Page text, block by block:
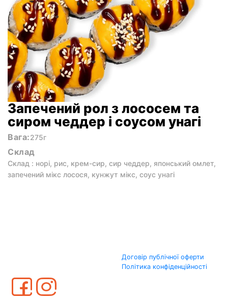
Запечений рол з лососем та
сиром чеддер і соусом унагі
Вага:275г
Склад
Склад : норі, рис, крем-сир, сир чеддер, японський омлет,
запечений мікс лосося, кунжут мікс, соус унагі
Договір публічної оферти
Політика конфіденційності